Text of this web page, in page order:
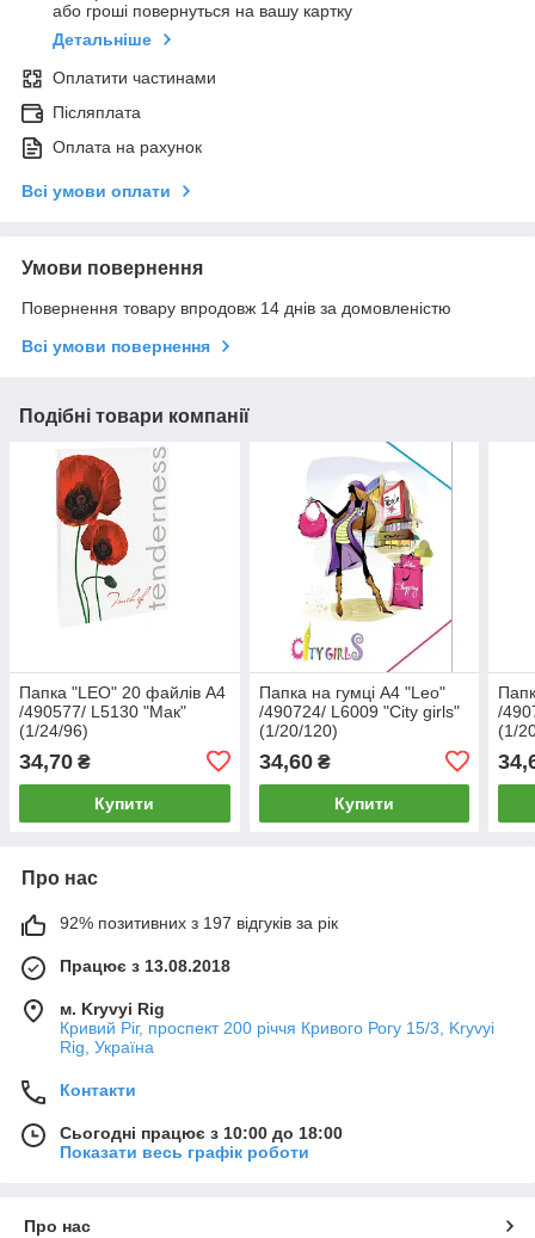
або гроші повернуться на вашу картку
Детальніше
Оплатити частинами
Післяплата
Оплата на рахунок
Всі умови оплати
Умови повернення
Повернення товару впродовж 14 днів за домовленістю
Всі умови повернення
Подібні товари компанії
Папка "LEO" 20 файлів A4
/490577/ L5130 "Мак"
(1/24/96)
34,70 ₴
Купити
Папка на гумці А4 "Leo"
/490724/ L6009 "Сity girls"
(1/20/120)
34,60₴
Купити
/
(1/
Про нас
92% позитивних з 197 відгуків за рік
Працює з 13.08.2018
м. Kryvyi Rig
Кривий Ріг, проспект 200 річчя Кривого Рогу 15/3, Kryvyi
Rig, Україна
Контакти
Сьогодні працює з 10:00 до 18:00
Показати весь графік роботи
Про нас